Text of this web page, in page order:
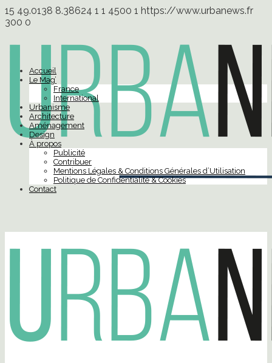
15 49.0138 8.38624 1 1 4500 1 https://www.urbanews.fr
300 0
Accueil
Le Mag’
France
International
Urbanisme
Architecture
Aménagement
Design
À propos
Publicité
Contribuer
Mentions Légales & Conditions Générales d’Utilisation
Politique de Confidentialité & Cookies
Contact